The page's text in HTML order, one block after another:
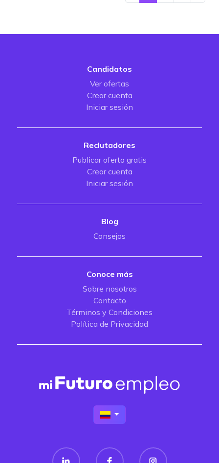
Candidatos
Ver ofertas
Crear cuenta
Iniciar sesión
Reclutadores
Publicar oferta gratis
Crear cuenta
Iniciar sesión
Blog
Consejos
Conoce más
Sobre nosotros
Contacto
Términos y Condiciones
Política de Privacidad